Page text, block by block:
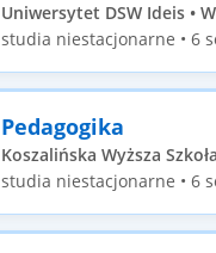
Uniwersytet DSW Ideis •
studia niestacjonarne • 6
Pedagogika
Koszalińska Wyższa
studia niestacjonarne • 6